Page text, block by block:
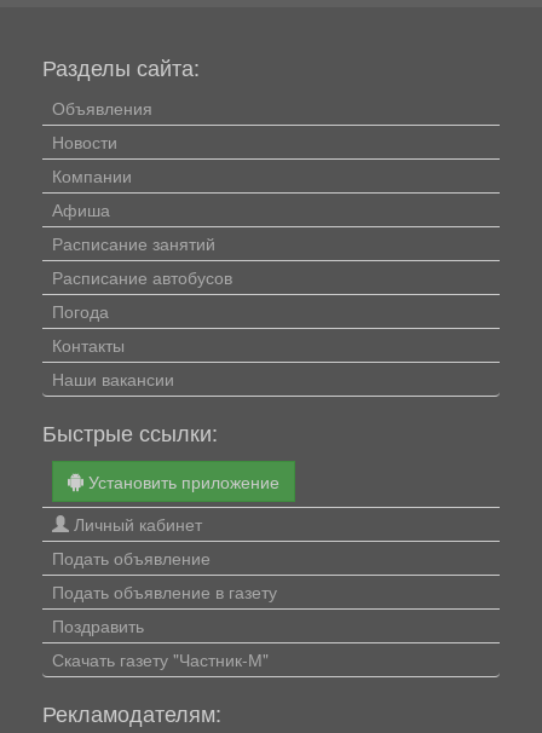
Разделы сайта:
Объявления
Новости
Компании
Афиша
Расписание занятий
Расписание автобусов
Погода
Контакты
Наши вакансии
Быстрые ссылки:
Установить приложение
Личный кабинет
Подать объявление
Подать объявление в газету
Поздравить
Скачать газету "Частник-М"
Рекламодателям: